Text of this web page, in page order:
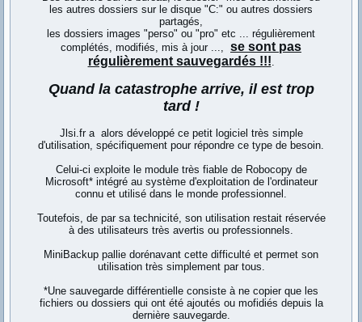
les autres dossiers sur le disque "C:" ou autres dossiers
partagés,
les dossiers images "perso" ou "pro" etc ... régulièrement
complétés, modifiés, mis à jour ..., se sont pas
régulièrement sauvegardés !!!.
Quand la catastrophe arrive, il est trop
tard !
Jlsi.fr a alors développé ce petit logiciel très simple
d'utilisation, spécifiquement pour répondre ce type de besoin.
Celui-ci exploite le module très fiable de Robocopy de
Microsoft* intégré au système d'exploitation de l'ordinateur
connu et utilisé dans le monde professionnel.
Toutefois, de par sa technicité, son utilisation restait réservée
à des utilisateurs très avertis ou professionnels.
MiniBackup pallie dorénavant cette difficulté et permet son
utilisation très simplement par tous.
*Une sauvegarde différentielle consiste à ne copier que les
fichiers ou dossiers qui ont été ajoutés ou mofidiés depuis la
dernière sauvegarde.